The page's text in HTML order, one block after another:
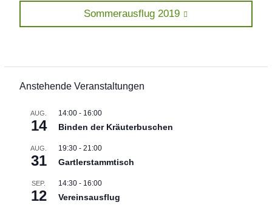
Next
post:
Sommerausflug 2019
Anstehende Veranstaltungen
AUG.
14
14:00- 16:00
Binden der Kräuterbuschen
AUG.
31
19:30- 21:00
Gartlerstammtisch
SEP.
12
14:30- 16:00
Vereinsausflug